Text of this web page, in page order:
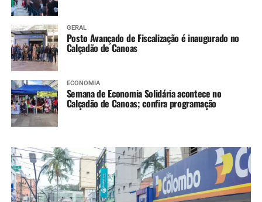
GERAL
Posto Avançado de Fiscalização é inaugurado no
Calçadão de Canoas
ECONOMIA
Semana de Economia Solidária acontece no
Calçadão de Canoas; confira programação